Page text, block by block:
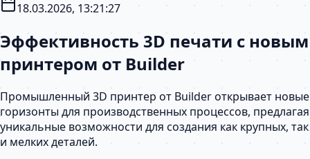
18.03.2026, 13:21:27
Эффективность 3D печати с новым
принтером от Builder
Промышленный 3D принтер от Builder открывает новые
горизонты для производственных процессов, предлагая
уникальные возможности для создания как крупных, так
и мелких деталей.